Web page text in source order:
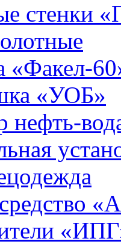
стенки
«Факел-
«УОБ»
нефть-